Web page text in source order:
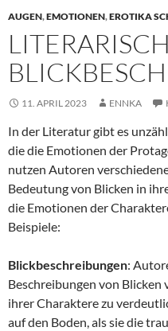
AUGEN,EMOTIONEN,EROTIKA
11. APRIL 2023 ENNKA
In der Literatur gibt es
die die Emotionen der
nutzen Autoren
Bedeutung von Blicken in
die Emotionen der
Beispiele:
Blickbeschreibungen:
Beschreibungen von Blicken
ihrer Charaktere zu
auf den Boden, als sie die